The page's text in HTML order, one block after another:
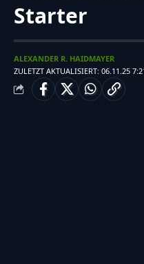
Starter
ZULETZT AKTUALISIERT: 06.11.25
ALEXANDER R. HAIDMAYER